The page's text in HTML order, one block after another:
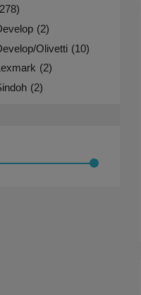
(2)
Olivetti (10)
(2)
(2)